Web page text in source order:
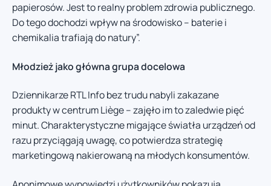
papierosów. Jest to realny problem zdrowia publicznego.
Do tego dochodzi wpływ na środowisko – baterie i
chemikalia trafiają do natury”.
Młodzież jako główna grupa docelowa
Dziennikarze RTL Info bez trudu nabyli zakazane
produkty w centrum Liège – zajęło im to zaledwie pięć
minut. Charakterystyczne migające światła urządzeń od
razu przyciągają uwagę, co potwierdza strategię
marketingową nakierowaną na młodych konsumentów.